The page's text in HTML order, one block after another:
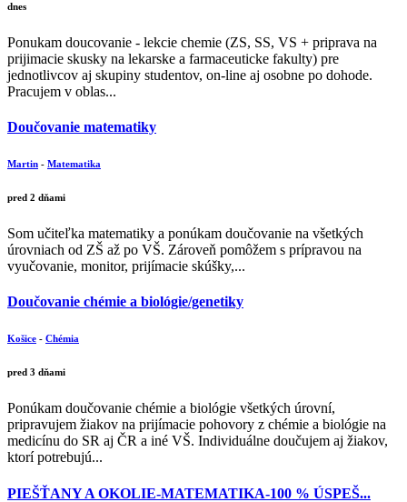
dnes
Ponukam doucovanie - lekcie chemie (ZS, SS, VS + priprava na
prijimacie skusky na lekarske a farmaceuticke fakulty) pre
jednotlivcov aj skupiny studentov, on-line aj osobne po dohode.
Pracujem v oblas...
Doučovanie matematiky
Martin - Matematika
pred 2 dňami
Som učiteľka matematiky a ponúkam doučovanie na všetkých
úrovniach od ZŠ až po VŠ. Zároveň pomôžem s prípravou na
vyučovanie, monitor, prijímacie skúšky,...
Doučovanie chémie a biológie/genetiky
Košice - Chémia
pred 3 dňami
Ponúkam doučovanie chémie a biológie všetkých úrovní,
pripravujem žiakov na prijímacie pohovory z chémie a biológie na
medicínu do SR aj ČR a iné VŠ. Individuálne doučujem aj žiakov,
ktorí potrebujú...
PIEŠŤANY A OKOLIE-MATEMATIKA-100 % ÚSPEŠ...